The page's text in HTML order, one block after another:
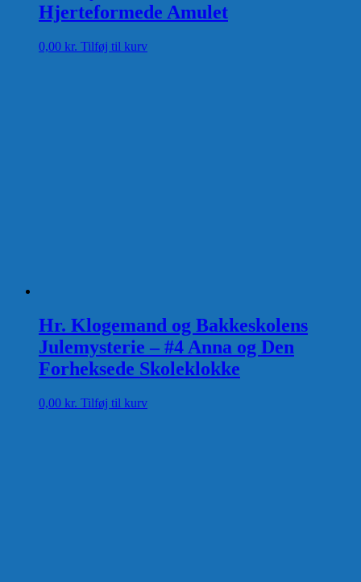
Hjerteformede Amulet
0,00 kr. Tilføj til kurv
Hr. Klogemand og Bakkeskolens
Julemysterie – #4 Anna og Den
Forheksede Skoleklokke
0,00 kr. Tilføj til kurv